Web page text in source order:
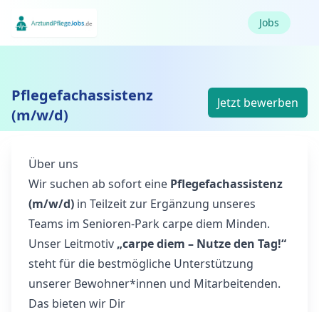
Jobs
Pflegefachassistenz
(m/w/d)
Jetzt bewerben
Über uns
Wir suchen ab sofort eine Pflegefachassistenz
(m/w/d) in Teilzeit zur Ergänzung unseres
Teams im Senioren-Park carpe diem Minden.
Unser Leitmotiv „carpe diem – Nutze den Tag!“
steht für die bestmögliche Unterstützung
unserer Bewohner*innen und Mitarbeitenden.
Das bieten wir Dir